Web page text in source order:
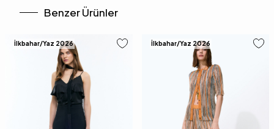
Benzer Ürünler
İlkbahar/Yaz 2026 İlkbahar/Yaz 2026